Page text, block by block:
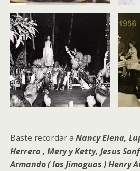
Baste recordar a Nancy Elena,
Herrera , Mery y Ketty, Jesus
Armando ( los Jimaguas ) Henry